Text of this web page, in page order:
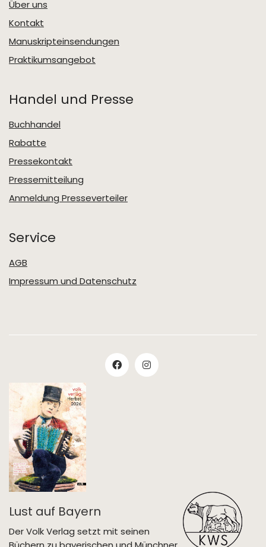
Über uns
Kontakt
Manuskripteinsendungen
Praktikumsangebot
Handel und Presse
Buchhandel
Rabatte
Pressekontakt
Pressemitteilung
Anmeldung Presseverteiler
Service
AGB
Impressum und Datenschutz
Lust auf Bayern
Der Volk Verlag setzt mit seinen